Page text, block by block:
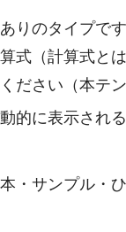
りのタイプで
式（計算式と
ださい（本テ
的に表示され
・サンプル・